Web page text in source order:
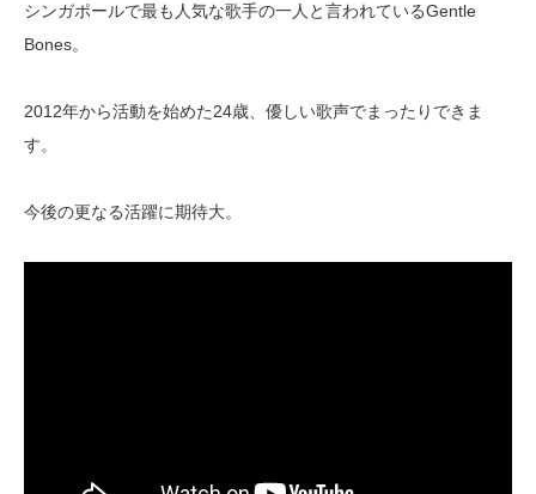
シンガポールで最も人気な歌手の一人と言われているGentle
Bones。
2012年から活動を始めた24歳、優しい歌声でまったりできま
す。
今後の更なる活躍に期待大。